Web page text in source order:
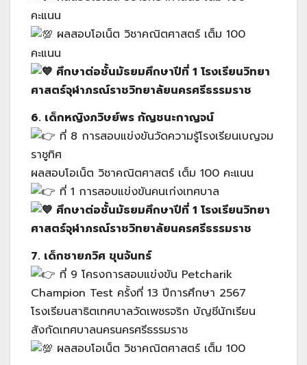
คะแนน
ผลสอบโอเน็ต วิชาคณิตศาสตร์ เต็ม 100
คะแนน
ศึกษาต่อชั้นมัธยมศึกษาปีที่ 1 โรงเรียนวิทยา
ศาสตร์จุฬาภรณ์ราชวิทยาลัยนครศรีธรรมราช
6. เด็กหญิงภวิษย์พร กัญชนะกาญจน์
ที่ 8 การสอบแข่งขันวัดความรู้โรงเรียนเบญจม
ราชูทิศ
ผลสอบโอเน็ต วิชาคณิตศาสตร์ เต็ม 100 คะแนน
ที่ 1 การสอบแข่งขันคนเก่งเทศบาล
ศึกษาต่อชั้นมัธยมศึกษาปีที่ 1 โรงเรียนวิทยา
ศาสตร์จุฬาภรณ์ราชวิทยาลัยนครศรีธรรมราช
7. เด็กชายภวิศ ขุนจันทร์
ที่ 9 โครงการสอบแข่งขัน Petcharik
Champion Test ครั้งที่ 13 ปีการศึกษา 2567
โรงเรียนสาธิตเทศบาลวัดเพชรจริก บัญชีนักเรียน
สังกัดเทศบาลนครนครศรีธรรมราช
ผลสอบโอเน็ต วิชาคณิตศาสตร์ เต็ม 100